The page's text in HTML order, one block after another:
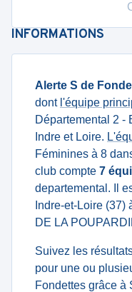
INFORMATIONS
Alerte S de
dont l'équipe
Départemental 2 -
Indre et Loire.
Féminines à 8
club compte 7
departemental. Il
Indre-et-Loire (37)
DE LA
Suivez les
pour une ou
Fondettes grâce à